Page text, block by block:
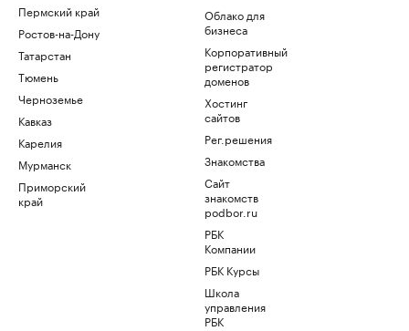
Пермский край
Ростов-на-Дону
Татарстан
Тюмень
Черноземье
Кавказ
Карелия
Мурманск
Приморский
край
Облако для
бизнеса
Корпоративный
регистратор
доменов
Хостинг
сайтов
Рег.решения
Знакомства
Сайт
знакомств
podbor.ru
РБК
Компании
РБК Курсы
Школа
управления
РБК